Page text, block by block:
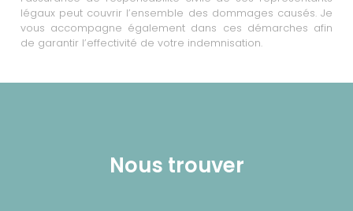
légaux peut couvrir l’ensemble des dommages causés. Je
vous accompagne également dans ces démarches afin
de garantir l’effectivité de votre indemnisation.
Nous trouver